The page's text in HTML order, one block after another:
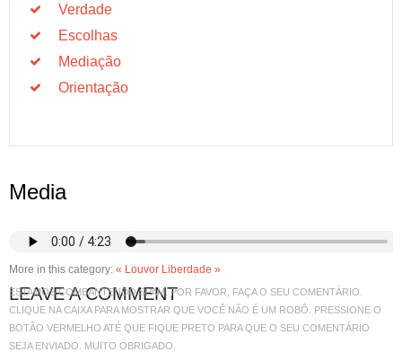
Verdade
Escolhas
Mediação
Orientação
Media
More in this category: « Louvor Liberdade »
LEAVE A COMMENT
ESTAMOS COMBANTENDO SPAM. POR FAVOR, FAÇA O SEU COMENTÁRIO.
CLIQUE NA CAIXA PARA MOSTRAR QUE VOCÊ NÃO É UM ROBÔ. PRESSIONE O
BOTÃO VERMELHO ATÉ QUE FIQUE PRETO PARA QUE O SEU COMENTÁRIO
SEJA ENVIADO. MUITO OBRIGADO.